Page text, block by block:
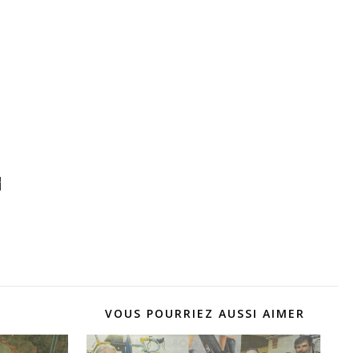
VOUS POURRIEZ AUSSI AIMER